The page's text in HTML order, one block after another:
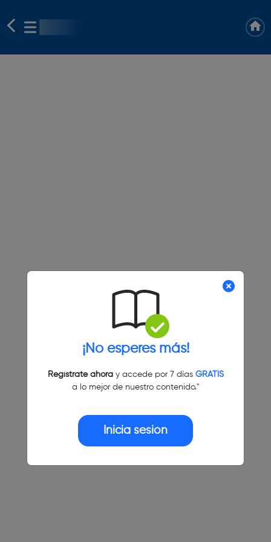
¡No esperes más!
Regístrate ahoray accede por 7 días GRATIS
a lo mejor de nuestro contenido."
Inicia sesión